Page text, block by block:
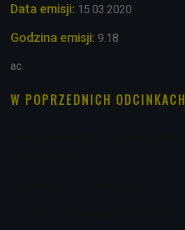
Data emisji: 15 .03.2020
Godzina emisji: 9 .18
ac
W POPRZEDNICH ODCINKACH